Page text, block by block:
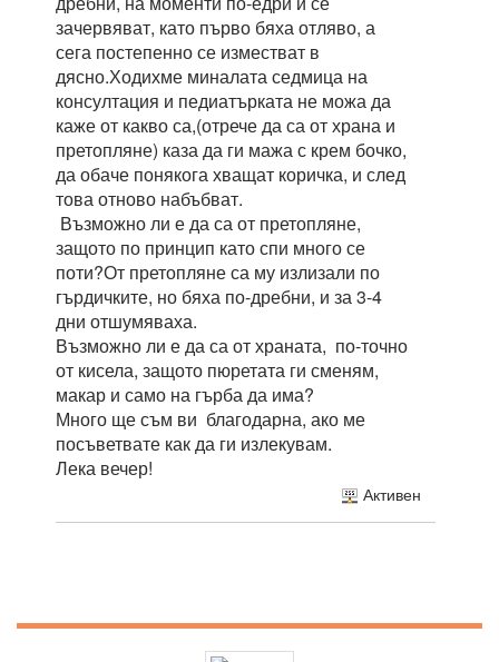
зачервяват, като първо бяха отляво, а
сега постепенно се изместват в
дясно.Ходихме миналата седмица на
консултация и педиатърката не можа да
каже от какво са,(отрече да са от храна и
претопляне) каза да ги мажа с крем бочко,
да обаче понякога хващат коричка, и след
това отново набъбват.
Възможно ли е да са от претопляне,
защото по принцип като спи много се
поти?От претопляне са му излизали по
гърдичките, но бяха по-дребни, и за 3-4
дни отшумяваха.
Възможно ли е да са от храната, по-точно
от кисела, защото пюретата ги сменям,
макар и само на гърба да има?
Много ще съм ви благодарна, ако ме
посъветвате как да ги излекувам.
Лека вечер!
Активен